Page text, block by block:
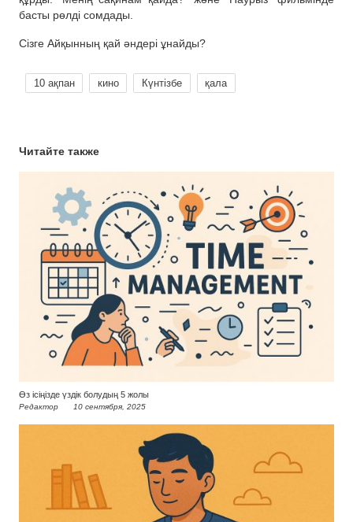
басты рөлді сомдады.
Сізге Айқынның қай әндері ұнайды?
10 ақпан кино Күнтізбе қала
Читайте также
Өз ісіңізде үздік болудың 5 жолы
Редактор 10 сентября, 2025